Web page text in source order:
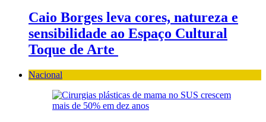
Caio Borges leva cores, natureza e
sensibilidade ao Espaço Cultural
Toque de Arte
Nacional